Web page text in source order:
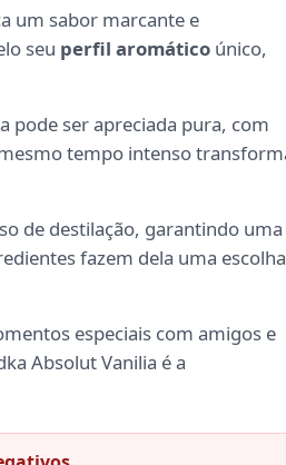
um sabor marcante e
seu perfil aromático único,
pode ser apreciada pura, com
tempo intenso
de destilação, garantindo uma
fazem dela uma escolha
especiais com amigos e
Absolut Vanilia é a